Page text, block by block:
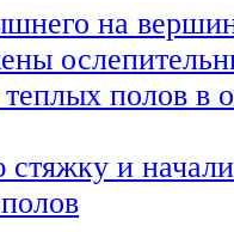
на
полов в
и